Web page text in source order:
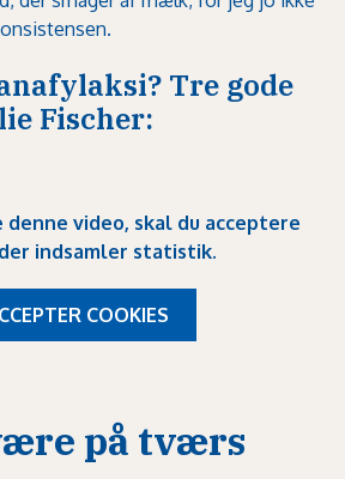
Tre gode
Fischer:
denne video, skal du acceptere
indsamler statistik.
COOKIES
på tværs